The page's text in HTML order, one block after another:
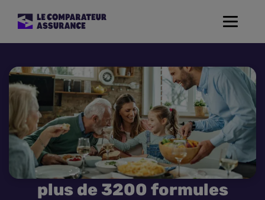
Toggle
Mutuelle Santé
Assurance Moto
Assurance Habitation
Assurance de prêt
plus de 3200 formules